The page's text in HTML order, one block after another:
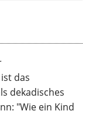
das
dekadisches
"Wie ein Kind